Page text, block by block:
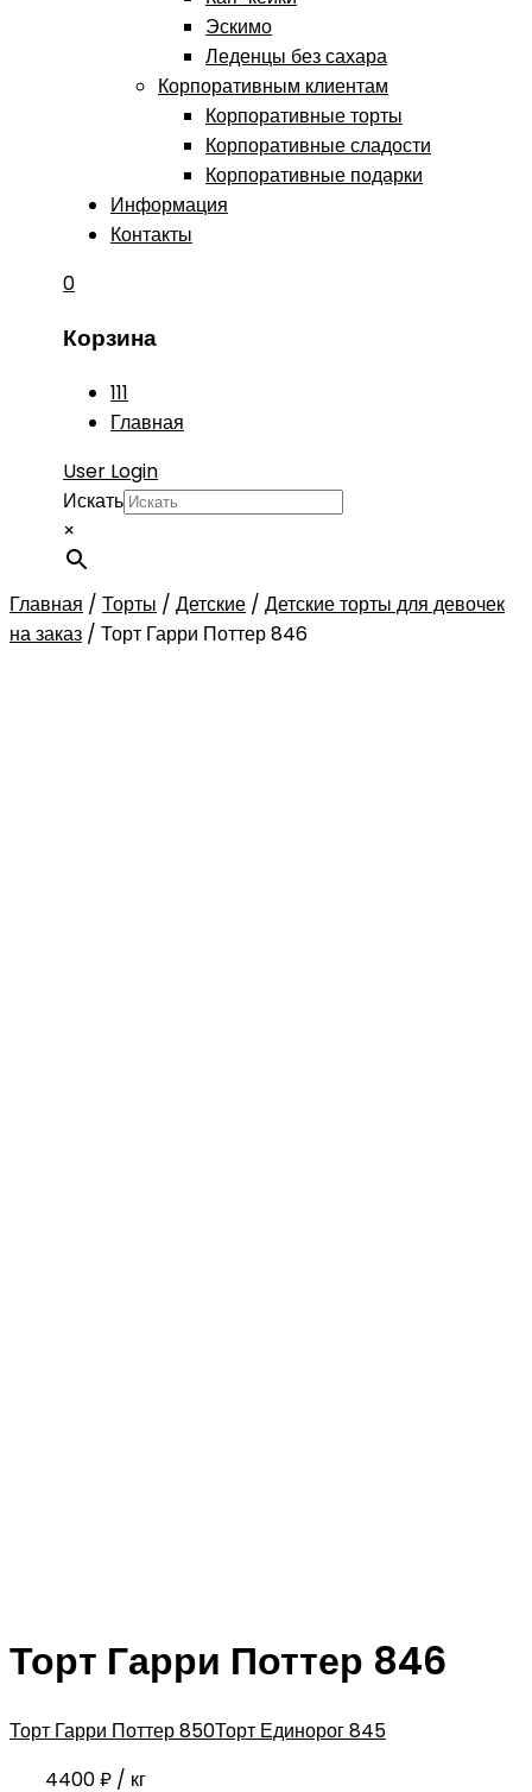
Эскимо
Леденцы без сахара
Корпоративным клиентам
Корпоративные торты
Корпоративные сладости
Корпоративные подарки
Информация
Контакты
0
Корзина
111
Главная
User Login
Искать
×
Главная / Торты / Детские / Детские торты для девочек
на заказ / Торт Гарри Поттер 846
Торт Гарри Поттер 846
Торт Гарри Поттер 850Торт Единорог 845
4400₽ / кг